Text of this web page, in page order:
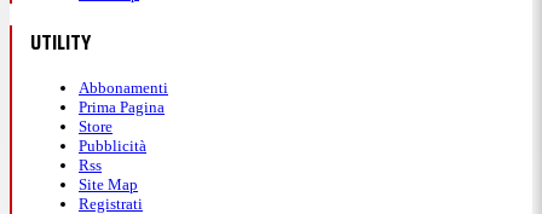
UTILITY
Abbonamenti
Prima Pagina
Store
Pubblicità
Rss
Site Map
Registrati